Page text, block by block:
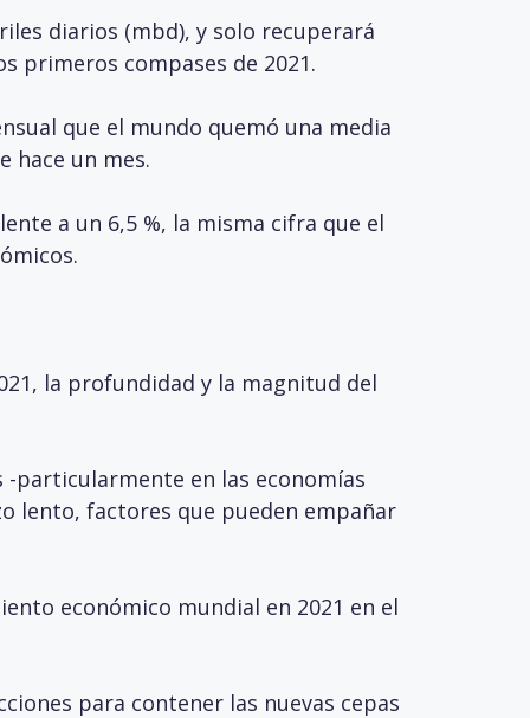
diarios (mbd), y solo recuperará
primeros compases de 2021.
que el mundo quemó una media
hace un mes.
a un 6,5 %, la misma cifra que el
la profundidad y la magnitud del
-particularmente en las economías
lento, factores que pueden empañar
económico mundial en 2021 en el
para contener las nuevas cepas